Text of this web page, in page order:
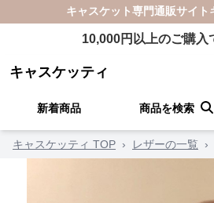
キャスケット専門通販サイト
10,000円以上のご購入
キャスケッティ
新着商品 商品を検索
キャスケッティ TOP › レザーの一覧 ›